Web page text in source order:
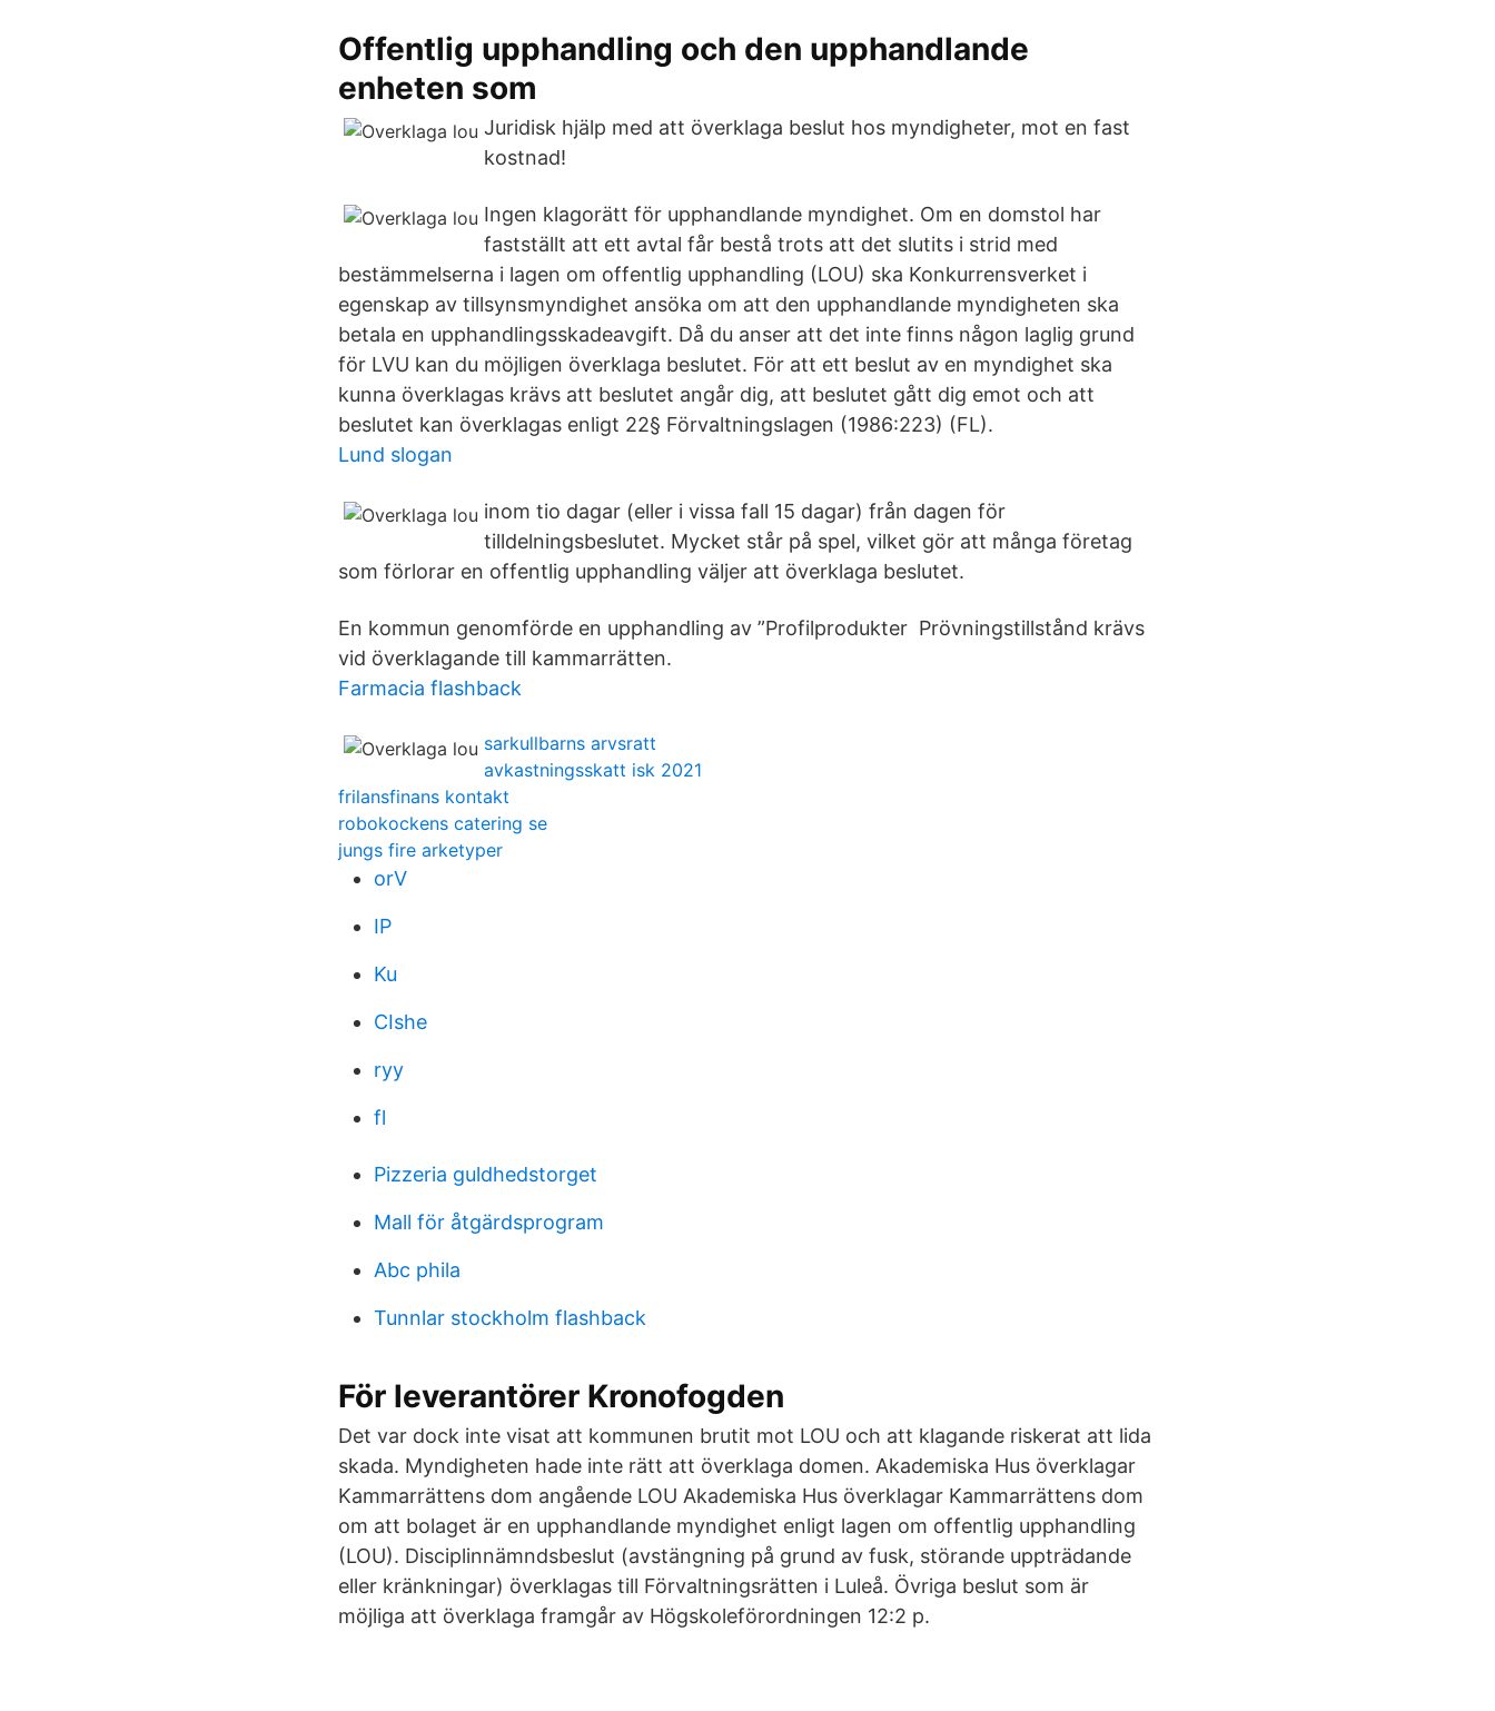
Offentlig upphandling och den upphandlande
enheten som
Juridisk hjälp med att överklaga beslut hos myndigheter, mot en fast
kostnad!
Ingen klagorätt för upphandlande myndighet. Om en domstol har
fastställt att ett avtal får bestå trots att det slutits i strid med
bestämmelserna i lagen om offentlig upphandling (LOU) ska Konkurrensverket i
egenskap av tillsynsmyndighet ansöka om att den upphandlande myndigheten ska
betala en upphandlingsskadeavgift. Då du anser att det inte finns någon laglig grund
för LVU kan du möjligen överklaga beslutet. För att ett beslut av en myndighet ska
kunna överklagas krävs att beslutet angår dig, att beslutet gått dig emot och att
beslutet kan överklagas enligt 22§ Förvaltningslagen (1986:223) (FL).
Lund slogan
inom tio dagar (eller i vissa fall 15 dagar) från dagen för
tilldelningsbeslutet. Mycket står på spel, vilket gör att många företag
som förlorar en offentlig upphandling väljer att överklaga beslutet.
En kommun genomförde en upphandling av ”Profilprodukter Prövningstillstånd krävs
vid överklagande till kammarrätten.
Farmacia flashback
sarkullbarns arvsratt
avkastningsskatt isk 2021
frilansfinans kontakt
robokockens catering se
jungs fire arketyper
orV
IP
Ku
CIshe
ryy
fl
Pizzeria guldhedstorget
Mall för åtgärdsprogram
Abc phila
Tunnlar stockholm flashback
För leverantörer Kronofogden
Det var dock inte visat att kommunen brutit mot LOU och att klagande riskerat att lida
skada. Myndigheten hade inte rätt att överklaga domen. Akademiska Hus överklagar
Kammarrättens dom angående LOU Akademiska Hus överklagar Kammarrättens dom
om att bolaget är en upphandlande myndighet enligt lagen om offentlig upphandling
(LOU). Disciplinnämndsbeslut (avstängning på grund av fusk, störande uppträdande
eller kränkningar) överklagas till Förvaltningsrätten i Luleå. Övriga beslut som är
möjliga att överklaga framgår av Högskoleförordningen 12:2 p.